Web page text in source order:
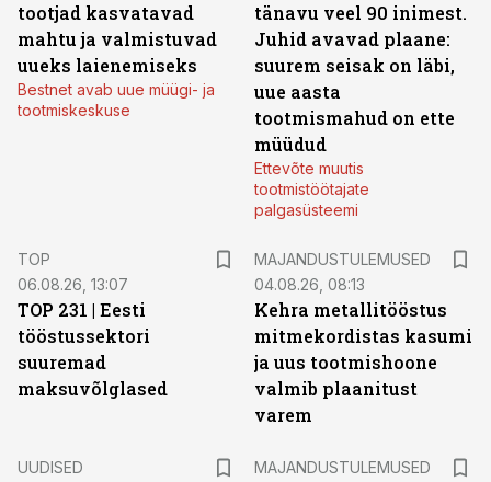
tootjad kasvatavad
mahtu ja valmistuvad
uueks laienemiseks
Bestnet avab uue müügi- ja
tootmiskeskuse
tänavu veel 90 inimest.
Juhid avavad plaane:
suurem seisak on läbi,
uue aasta
tootmismahud on ette
müüdud
Ettevõte muutis
tootmistöötajate
palgasüsteemi
TOP
06.08.26, 13:07
TOP 231 | Eesti
tööstussektori
suuremad
maksuvõlglased
MAJANDUSTULEMUSED
04.08.26, 08:13
Kehra metallitööstus
mitmekordistas kasumi
ja uus tootmishoone
valmib plaanitust
varem
UUDISED
MAJANDUSTULEMUSED